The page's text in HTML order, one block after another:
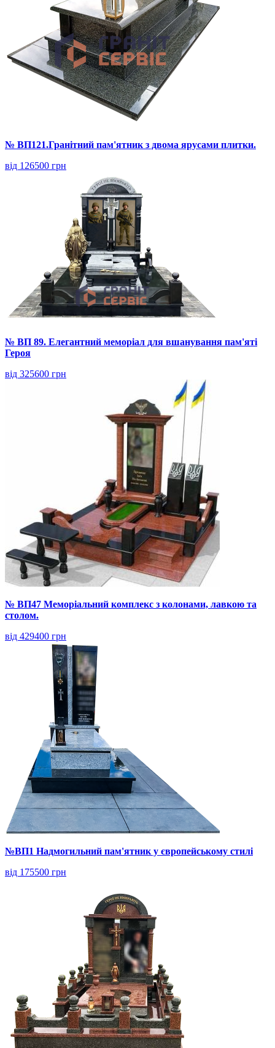
№ ВП121.Гранітний пам'ятник з двома ярусами плитки.
від 126500 грн
№ ВП 89. Елегантний меморіал для вшанування пам'яті
Героя
від 325600 грн
№ ВП47 Меморіальний комплекс з колонами, лавкою та
столом.
від 429400 грн
№ВП1 Надмогильний пам'ятник у європейському стилі
від 175500 грн